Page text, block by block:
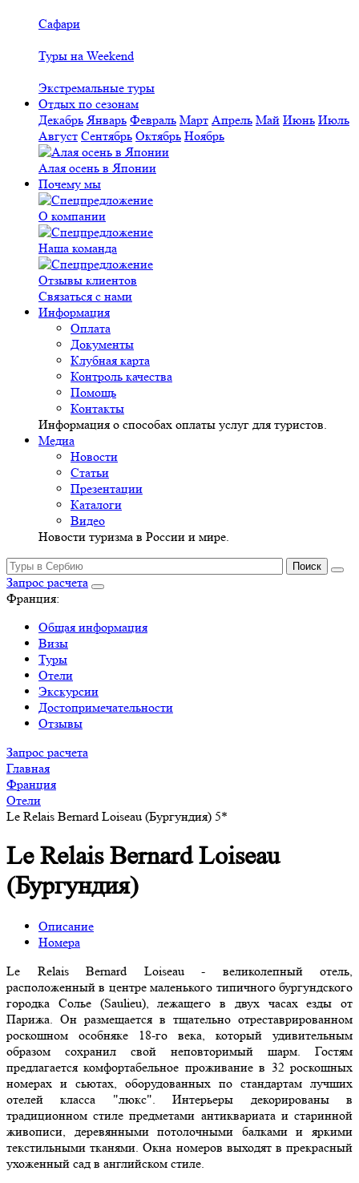
Сафари
Туры на Weekend
Экстремальные туры
Отдых по сезонам
Декабрь Январь Февраль Март Апрель Май Июнь Июль
Август Сентябрь Октябрь Ноябрь
Алая осень в Японии
Почему мы
О компании
Наша команда
Отзывы клиентов
Связаться с нами
Информация
Оплата
Документы
Клубная карта
Контроль качества
Помощь
Контакты
Информация о способах оплаты услуг для туристов.
Медиа
Новости
Статьи
Презентации
Каталоги
Видео
Новости туризма в России и мире.
Запрос расчета
Франция:
Общая информация
Визы
Туры
Отели
Экскурсии
Достопримечательности
Отзывы
Запрос расчета
Главная
Франция
Отели
Le Relais Bernard Loiseau (Бургундия) 5*
Le Relais Bernard Loiseau
(Бургундия)
Описание
Номера
Le Relais Bernard Loiseau - великолепный отель,
расположенный в центре маленького типичного бургундского
городка Солье (Saulieu), лежащего в двух часах езды от
Парижа. Он размещается в тщательно отреставрированном
роскошном особняке 18-го века, который удивительным
образом сохранил свой неповторимый шарм. Гостям
предлагается комфортабельное проживание в 32 роскошных
номерах и сьютах, оборудованных по стандартам лучших
отелей класса "люкс". Интерьеры декорированы в
традиционном стиле предметами антиквариата и старинной
живописи, деревянными потолочными балками и яркими
текстильными тканями. Окна номеров выходят в прекрасный
ухоженный сад в английском стиле.